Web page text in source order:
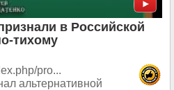
в Российской
тихому
pro...
альтернативной